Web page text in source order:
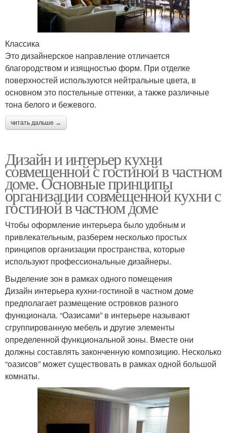
Классика
Это дизайнерское направление отличается
благородством и изящностью форм. При отделке
поверхностей используются нейтральные цвета, в
основном это постельные оттенки, а также различные
тона белого и бежевого.
читать дальше →
Дизайн и интерьер кухни
совмещенной с гостиной в частном
доме. Основные принципы
организации совмещенной кухни с
гостиной в частном доме
Чтобы оформление интерьера было удобным и
привлекательным, разберем несколько простых
принципов организации пространства, которые
используют профессиональные дизайнеры.
Выделение зон в рамках одного помещения
Дизайн интерьера кухни-гостиной в частном доме
предполагает размещение островков разного
функционала. “Оазисами” в интерьере называют
сгруппированную мебель и другие элементы
определенной функциональной зоны. Вместе они
должны составлять законченную композицию. Несколько
“оазисов” может существовать в рамках одной большой
комнаты.